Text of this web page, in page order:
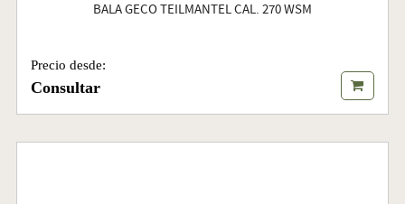
BALA GECO TEILMANTEL CAL. 270 WSM
Precio desde:
Consultar